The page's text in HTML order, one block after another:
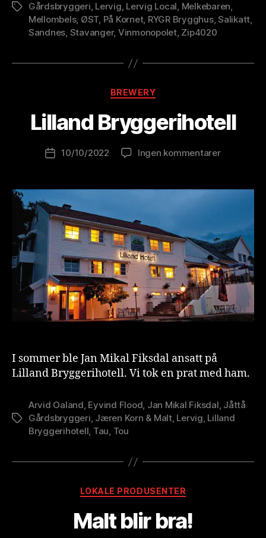
StikkordGårdsbryggeri, Lervig, Lervig Local, Melkebaren,
Mellombels, ØST, På Kornet, RYGR Brygghus,Salikatt,
Sandnes, Stavanger, Vinmonopolet, Zip4020
Kategorier
BREWERY
Lilland Bryggerihotell
Innleggsforfatter
A
B
w
l
o
t
Publiseringsdato
10/10/2022 Ingen kommentarertil
I sommer ble Jan Mikal Fiksdal ansatt på
Lilland Bryggerihotell. Vi tok en prat med ham.
Stikkord
Arvid Oaland, Eyvind Flood, Jan Mikal Fiksdal, Jåttå
Gårdsbryggeri, Jæren Korn & Malt, Lervig, Lilland
Bryggerihotell, Tau, Tou
Kategorier
LOKALE PRODUSENTER
Malt blir bra!
A
B
r
e
w